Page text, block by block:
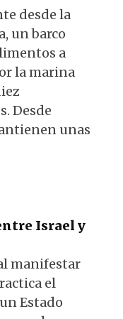
desde la
un barco
a
la marina
Desde
unas
Israel y
manifestar
el
Estado